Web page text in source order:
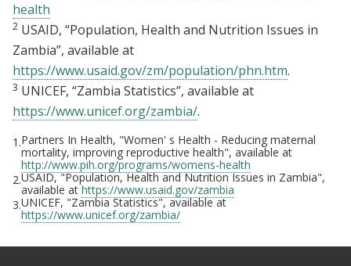
health
2 USAID, “Population, Health and Nutrition Issues in
Zambia”, available at
https://www.usaid.gov/zm/population/phn.htm.
3 UNICEF, “Zambia Statistics”, available at
https://www.unicef.org/zambia/.
1.Partners In Health, "Women' s Health - Reducing maternal
mortality, improving reproductive health", available at
http://www.pih.org/programs/womens-health
2.USAID, "Population, Health and Nutrition Issues in Zambia",
available at https://www.usaid.gov/zambia
3.UNICEF, "Zambia Statistics", available at
https://www.unicef.org/zambia/